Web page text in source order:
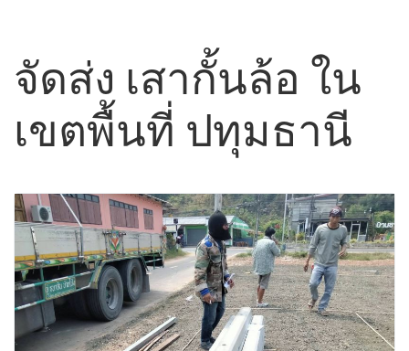
จัดส่ง เสากั้นล้อ ใน
เขตพื้นที่ ปทุมธานี